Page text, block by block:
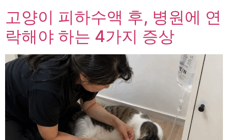
고양이 피하수액 후, 병원에 연
락해야 하는 4가지 증상